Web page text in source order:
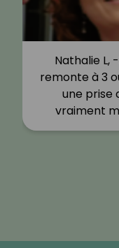
Nathalie L,
remonte à 3
une prise
vraiment